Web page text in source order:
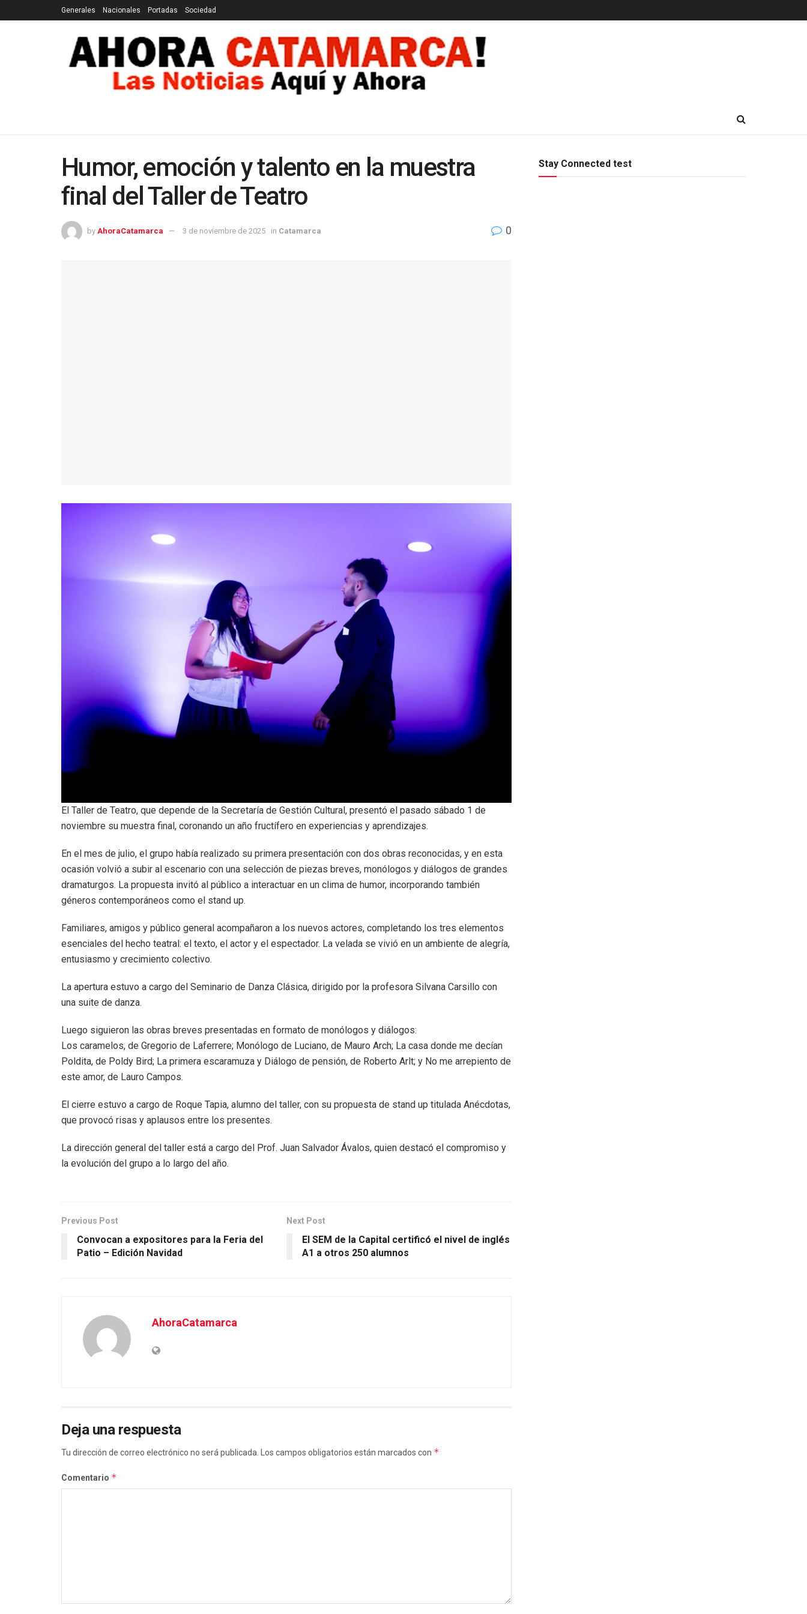
Generales Nacionales Portadas Sociedad
Humor, emoción y talento en la muestra
final del Taller de Teatro
by AhoraCatamarca 3 de noviembre de 2025 in Catamarca 0
El Taller de Teatro, que depende de la Secretaría de Gestión Cultural, presentó el pasado sábado 1 de
noviembre su muestra final, coronando un año fructífero en experiencias y aprendizajes.
En el mes de julio, el grupo había realizado su primera presentación con dos obras reconocidas, y en esta
ocasión volvió a subir al escenario con una selección de piezas breves, monólogos y diálogos de grandes
dramaturgos. La propuesta invitó al público a interactuar en un clima de humor, incorporando también
géneros contemporáneos como el stand up.
Familiares, amigos y público general acompañaron a los nuevos actores, completando los tres elementos
esenciales del hecho teatral: el texto, el actor y el espectador. La velada se vivió en un ambiente de alegría,
entusiasmo y crecimiento colectivo.
La apertura estuvo a cargo del Seminario de Danza Clásica, dirigido por la profesora Silvana Carsillo con
una suite de danza.
Luego siguieron las obras breves presentadas en formato de monólogos y diálogos:
Los caramelos, de Gregorio de Laferrere; Monólogo de Luciano, de Mauro Arch; La casa donde me decían
Poldita, de Poldy Bird; La primera escaramuza y Diálogo de pensión, de Roberto Arlt; y No me arrepiento de
este amor, de Lauro Campos.
El cierre estuvo a cargo de Roque Tapia, alumno del taller, con su propuesta de stand up titulada Anécdotas,
que provocó risas y aplausos entre los presentes.
La dirección general del taller está a cargo del Prof. Juan Salvador Ávalos, quien destacó el compromiso y
la evolución del grupo a lo largo del año.
Previous Post
Convocan a expositores para la Feria del
Patio – Edición Navidad
Next Post
El SEM de la Capital certificó el nivel de inglés
A1 a otros 250 alumnos
AhoraCatamarca
Deja una respuesta
Tu dirección de correo electrónico no será publicada. Los campos obligatorios están marcados con *
Comentario *
Stay Connected test